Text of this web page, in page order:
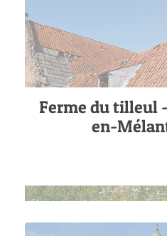
Ferme du tilleul
en-